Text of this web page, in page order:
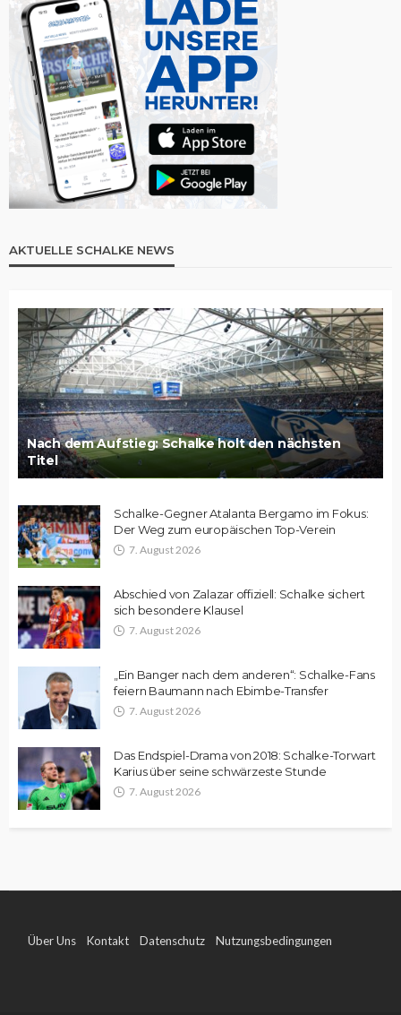
AKTUELLE SCHALKE NEWS
Nach dem Aufstieg: Schalke holt den nächsten
Titel
Schalke-Gegner Atalanta Bergamo im Fokus:
Der Weg zum europäischen Top-Verein
7. August 2026
Abschied von Zalazar offiziell: Schalke sichert
sich besondere Klausel
7. August 2026
„Ein Banger nach dem anderen“: Schalke-Fans
feiern Baumann nach Ebimbe-Transfer
7. August 2026
Das Endspiel-Drama von 2018: Schalke-Torwart
Karius über seine schwärzeste Stunde
7. August 2026
Über Uns Kontakt Datenschutz Nutzungsbedingungen